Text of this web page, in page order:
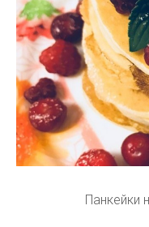
Панкейки